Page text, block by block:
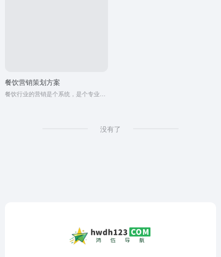
餐饮营销策划方案
没有了